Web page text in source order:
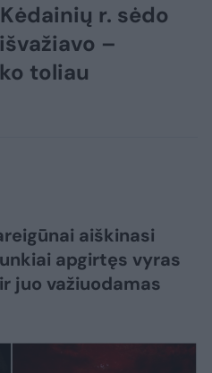
r. sėdo
–
toliau
aiškinasi
apgirtęs vyras
juo važiuodamas